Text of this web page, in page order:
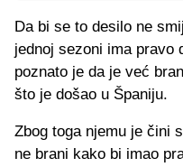
Da bi se to desilo ne
jednoj sezoni ima pravo
poznato je da je već
što je došao u Španiju.
Zbog toga njemu je čini
ne brani kako bi imao